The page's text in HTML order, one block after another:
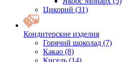
Цикорий (31)
Кондитерские изделия
Горячий шоколад (7)
Какао (8)
Кисель (14)